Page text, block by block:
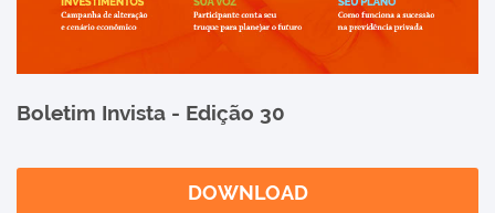
Boletim Invista - Edição 30
DOWNLOAD